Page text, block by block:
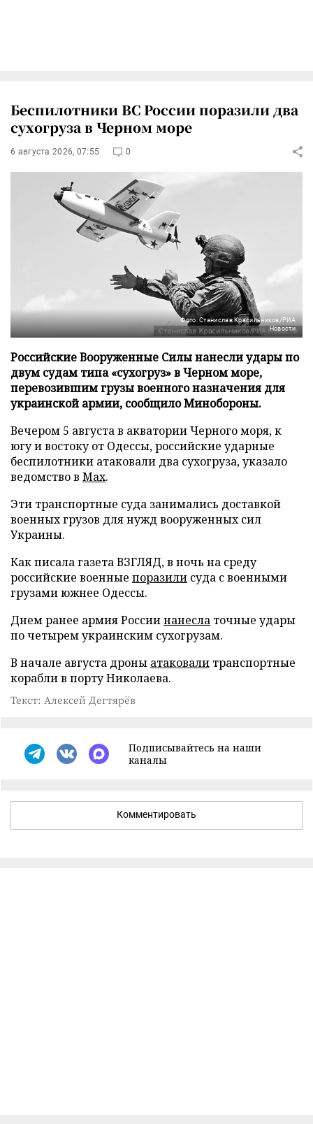
Беспилотники ВС России поразили два
сухогруза в Черном море
6 августа 2026, 07:55 0
Фото: Станислав Красильников/РИА
Новости
Российские Вооруженные Силы нанесли удары по
двум судам типа «сухогруз» в Черном море,
перевозившим грузы военного назначения для
украинской армии, сообщило Минобороны.
Вечером 5 августа в акватории Черного моря, к
югу и востоку от Одессы, российские ударные
беспилотники атаковали два сухогруза, указало
ведомство в Max.
Эти транспортные суда занимались доставкой
военных грузов для нужд вооруженных сил
Украины.
Как писала газета ВЗГЛЯД, в ночь на среду
российские военные поразили суда с военными
грузами южнее Одессы.
Днем ранее армия Россиинанесла точные удары
по четырем украинским сухогрузам.
В начале августа дроны атаковали транспортные
корабли в порту Николаева.
Текст: Алексей Дегтярёв
Подписывайтесь на наши
каналы
Комментировать